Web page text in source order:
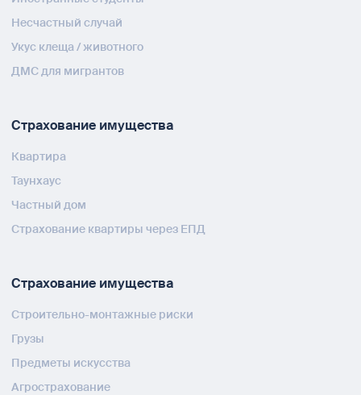
Несчастный случай
Укус клеща / животного
ДМС для мигрантов
Страхование имущества
Квартира
Таунхаус
Частный дом
Страхование квартиры через ЕПД
Страхование имущества
Строительно-монтажные риски
Грузы
Предметы искусства
Агрострахование